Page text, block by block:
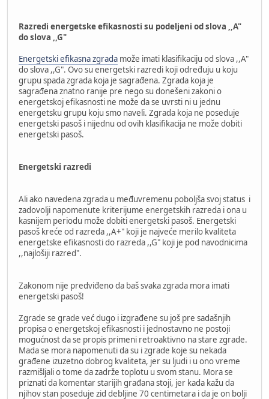
Razredi energetske efikasnosti su podeljeni od slova ,,A"
do slova ,,G"
Energetski efikasna zgrada može imati klasifikaciju od slova ,,A"
do slova ,,G". Ovo su energetski razredi koji određuju u koju
grupu spada zgrada koja je sagrađena. Zgrada koja je
sagrađena znatno ranije pre nego su donešeni zakoni o
energetskoj efikasnosti ne može da se uvrsti ni u jednu
energetsku grupu koju smo naveli. Zgrada koja ne poseduje
energetski pasoš i nijednu od ovih klasifikacija ne može dobiti
energetski pasoš.
Energetski razredi
Ali ako navedena zgrada u međuvremenu poboljša svoj status i
zadovolji napomenute kriterijume energetskih razreda i ona u
kasnijem periodu može dobiti energetski pasoš. Energetski
pasoš kreće od razreda ,,A+" koji je najveće merilo kvaliteta
energetske efikasnosti do razreda ,,G" koji je pod navodnicima
,,najlošiji razred".
Zakonom nije predviđeno da baš svaka zgrada mora imati
energetski pasoš!
Zgrade se grade već dugo i izgrađene su još pre sadašnjih
propisa o energetskoj efikasnosti i jednostavno ne postoji
mogućnost da se propis primeni retroaktivno na stare zgrade.
Mada se mora napomenuti da su i zgrade koje su nekada
građene izuzetno dobrog kvaliteta, jer su ljudi i u ono vreme
razmišljali o tome da zadrže toplotu u svom stanu. Mora se
priznati da komentar starijih građana stoji, jer kada kažu da
njihov stan poseduje zid debljine 70 centimetara i da je on bolji